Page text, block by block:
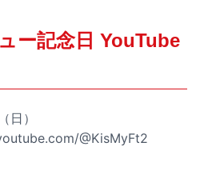
ー記念日 YouTube
日）
@KisMyFt2